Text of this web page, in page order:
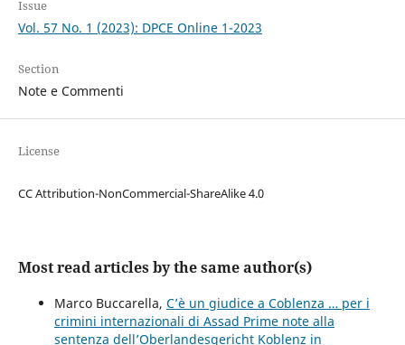
Issue
Vol. 57 No. 1 (2023): DPCE Online 1-2023
Section
Note e Commenti
License
CC Attribution-NonCommercial-ShareAlike 4.0
Most read articles by the same author(s)
Marco Buccarella, C’è un giudice a Coblenza … per i
crimini internazionali di Assad Prime note alla
sentenza dell’Oberlandesgericht Koblenz in